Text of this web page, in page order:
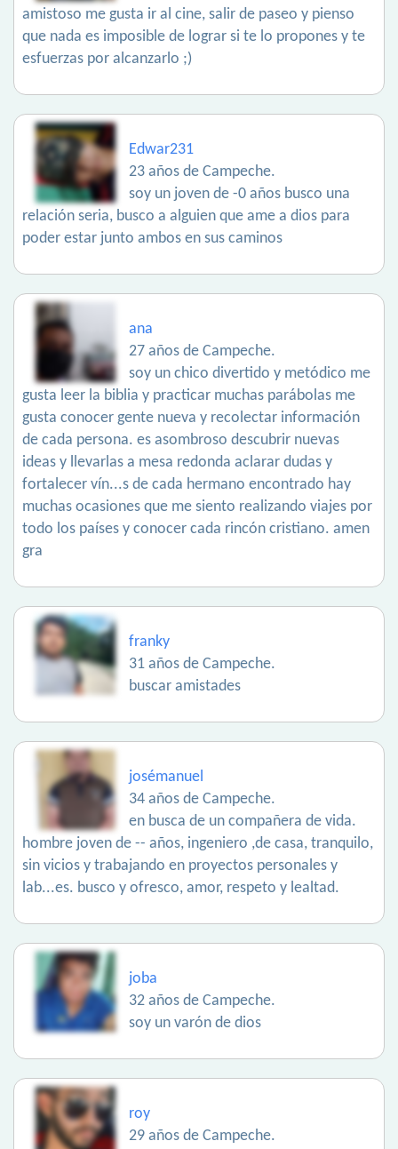
amistoso me gusta ir al cine, salir de paseo y pienso
que nada es imposible de lograr si te lo propones y te
esfuerzas por alcanzarlo ;)
Edwar231
23 años de Campeche.
soy un joven de -0 años busco una
relación seria, busco a alguien que ame a dios para
poder estar junto ambos en sus caminos
ana
27 años de Campeche.
soy un chico divertido y metódico me
gusta leer la biblia y practicar muchas parábolas me
gusta conocer gente nueva y recolectar información
de cada persona. es asombroso descubrir nuevas
ideas y llevarlas a mesa redonda aclarar dudas y
fortalecer vín...s de cada hermano encontrado hay
muchas ocasiones que me siento realizando viajes por
todo los países y conocer cada rincón cristiano. amen
gra
franky
31 años de Campeche.
buscar amistades
josémanuel
34 años de Campeche.
en busca de un compañera de vida.
hombre joven de -- años, ingeniero ,de casa, tranquilo,
sin vicios y trabajando en proyectos personales y
lab...es. busco y ofresco, amor, respeto y lealtad.
joba
32 años de Campeche.
soy un varón de dios
roy
29 años de Campeche.